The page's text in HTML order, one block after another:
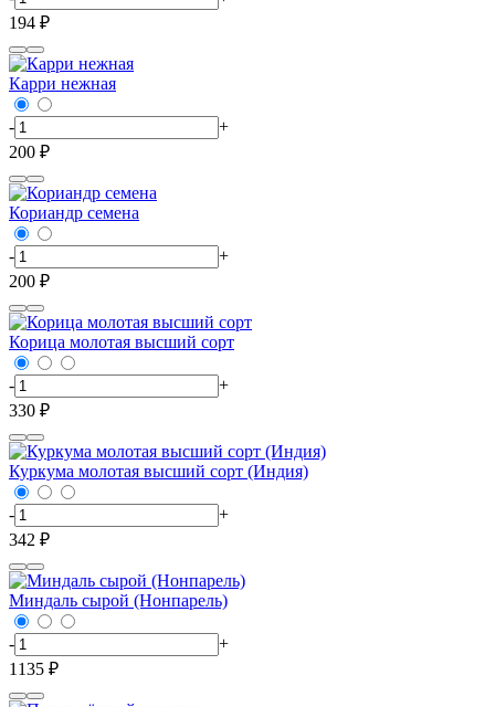
194 ₽
Карри нежная
-
+
200 ₽
Кориандр семена
-
+
200 ₽
Корица молотая высший сорт
-
+
330 ₽
Куркума молотая высший сорт (Индия)
-
+
342 ₽
Миндаль сырой (Нонпарель)
-
+
1135 ₽